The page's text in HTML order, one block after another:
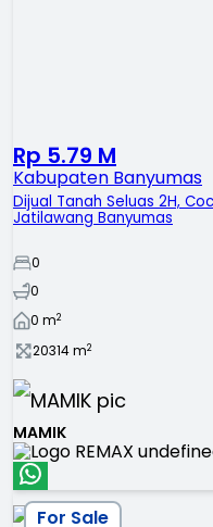
Rp 5.79 M
Kabupaten Banyumas
Dijual Tanah Seluas 2H,
Jatilawang Banyumas
0
0
0 m2
20314m2
MAMIK
For Sale